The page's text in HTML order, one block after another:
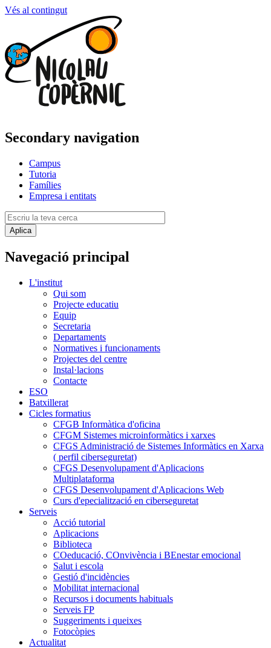
Vés al contingut
Secondary navigation
Campus
Tutoria
Famílies
Empresa i entitats
Navegació principal
L'institut
Qui som
Projecte educatiu
Equip
Secretaria
Departaments
Normatives i funcionaments
Projectes del centre
Instal·lacions
Contacte
ESO
Batxillerat
Cicles formatius
CFGB Informàtica d'oficina
CFGM Sistemes microinformàtics i xarxes
CFGS Administració de Sistemes Informàtics en Xarxa
( perfil ciberseguretat)
CFGS Desenvolupament d'Aplicacions
Multiplataforma
CFGS Desenvolupament d'Aplicacions Web
Curs d'epecialització en ciberseguretat
Serveis
Acció tutorial
Aplicacions
Biblioteca
COeducació, COnvivència i BEnestar emocional
Salut i escola
Gestió d'incidències
Mobilitat internacional
Recursos i documents habituals
Serveis FP
Suggeriments i queixes
Fotocòpies
Actualitat